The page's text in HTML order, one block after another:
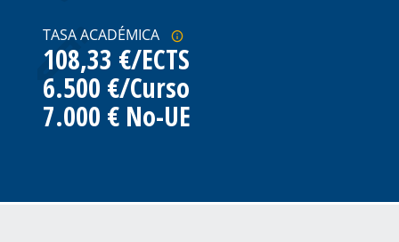
TASA ACADÉMICA
108,33 €/ECTS
6.500 €/Curso
7.000 € No-UE